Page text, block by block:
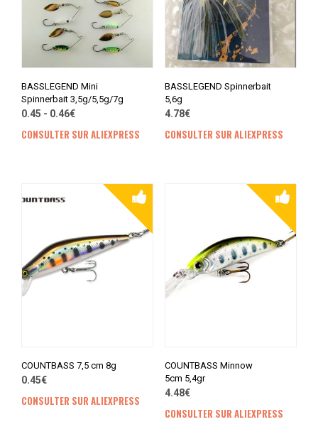
BASSLEGEND Mini
Spinnerbait 3,5g/5,5g/7g
0.45 - 0.46€
CONSULTER SUR ALIEXPRESS
BASSLEGEND Spinnerbait
5,6g
4.78€
CONSULTER SUR ALIEXPRESS
COUNTBASS 7,5 cm 8g
0.45€
CONSULTER SUR ALIEXPRESS
COUNTBASS Minnow
5cm 5,4gr
4.48€
CONSULTER SUR ALIEXPRESS